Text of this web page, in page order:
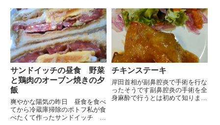
使ったらスマホのメモに入力して
買い足すのですがスーパーで買い
物などしている時にそういえば在
庫を使ったのにメモに入力して
い...
をする姿を見ていつもながらによ
くそこまで盛り上がれるな と感
心します夫の両親も私の父も熱心
に...
サンドイッチの昼食 野菜
と鶏肉のオーブン焼きの夕
飯
爽やかな陽気の昨日 昼食を食べ
てから冷蔵庫掃除のポトフ私が食
べたくて作ったサンドイッチ 断
チキンステーキ
岸田首相が副鼻腔炎で手術を行な
ったそうです副鼻腔炎の手術を全
身麻酔で行うとは初めて知りまし